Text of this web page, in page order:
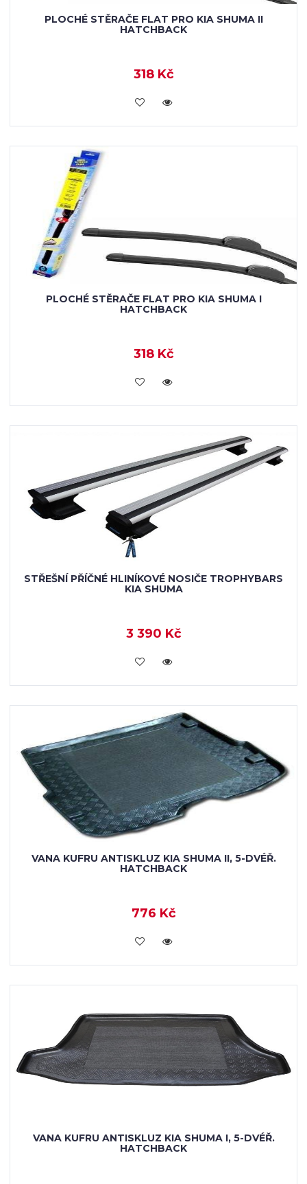
PLOCHÉ STĚRAČE FLAT PRO KIA SHUMA II
HATCHBACK
318 Kč
KOUPIT
PLOCHÉ STĚRAČE FLAT PRO KIA SHUMA I
HATCHBACK
318 Kč
KOUPIT
STŘEŠNÍ PŘÍČNÉ HLINÍKOVÉ NOSIČE TROPHYBARS
KIA SHUMA
3 390 Kč
KOUPIT
VANA KUFRU ANTISKLUZ KIA SHUMA II, 5-DVÉŘ.
HATCHBACK
776 Kč
KOUPIT
VANA KUFRU ANTISKLUZ KIA SHUMA I, 5-DVÉŘ.
HATCHBACK